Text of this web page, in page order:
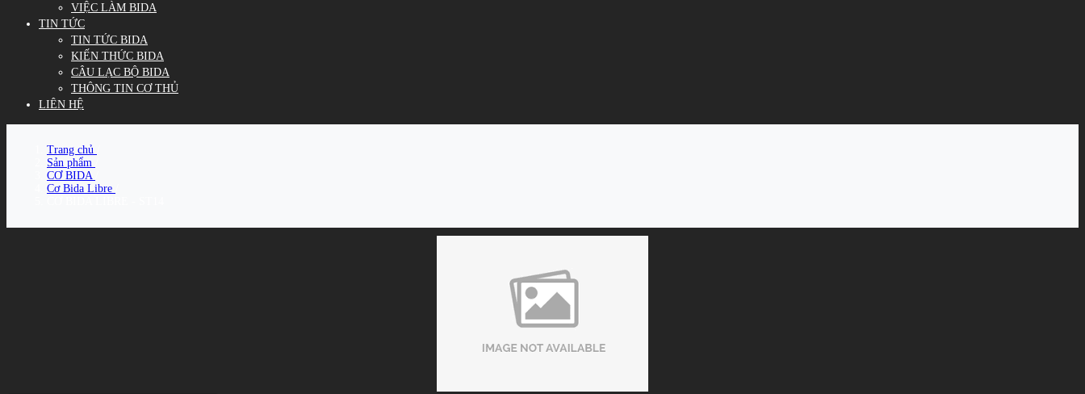
VIỆC LÀM BIDA
TIN TỨC
TIN TỨC BIDA
KIẾN THỨC BIDA
CÂU LẠC BỘ BIDA
THÔNG TIN CƠ THỦ
LIÊN HỆ
Trang chủ
Sản phẩm
CƠ BIDA
Cơ Bida Libre